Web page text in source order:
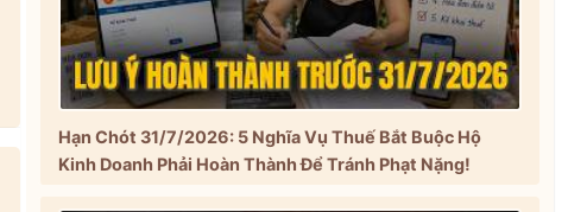
Hạn Chót 31/7/2026: 5 Nghĩa Vụ Thuế Bắt Buộc Hộ
Kinh Doanh Phải Hoàn Thành Để Tránh Phạt Nặng!